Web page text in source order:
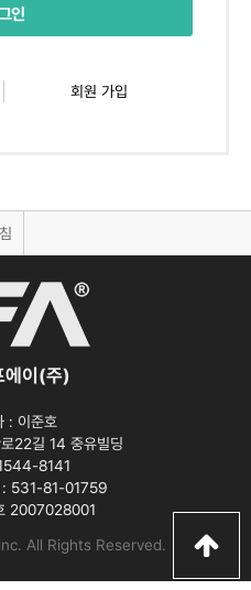
회원 가입
에이(주)
: 이준호
22길 14 중유빌딩
8141
531-81-01759
2007028001
. All Rights Reserved.